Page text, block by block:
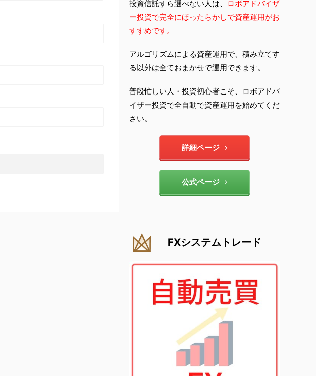
投資信託すら選べない人は、
ロボアドバイザ
ー投資で完全にほったらかしで資産運用がお
すすめです。
アルゴリズムによる資産運用で、積み立てす
る以外は全ておまかせで運用できます。
普段忙しい人・投資初心者こそ、ロボアドバ
イザー投資で全自動で資産運用を始めてくだ
さい。
詳細ページ
公式ページ
FXシステムトレード